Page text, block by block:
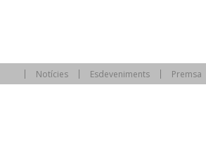
Notícies Esdeveniments Premsa